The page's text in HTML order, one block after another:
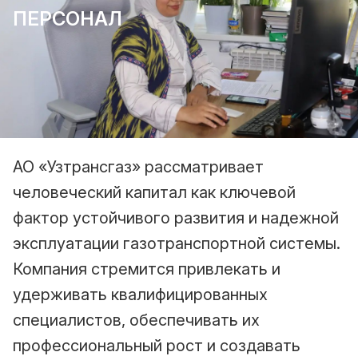
ПЕРСОНАЛ
АО «Узтрансгаз» рассматривает
человеческий капитал как ключевой
фактор устойчивого развития и надежной
эксплуатации газотранспортной системы.
Компания стремится привлекать и
удерживать квалифицированных
специалистов, обеспечивать их
профессиональный рост и создавать